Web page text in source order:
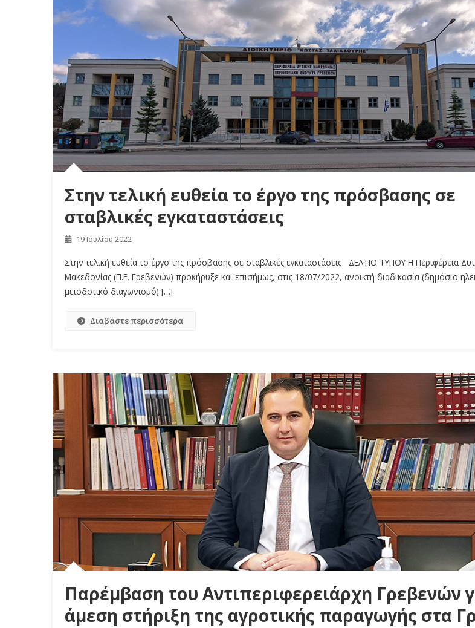
Στην τελική ευθεία το έργο της πρόσβασης σε
σταβλικές εγκαταστάσεις
19 Ιουλίου 2022
Στην τελική ευθεία το έργο της πρόσβασης σε σταβλικές εγκαταστάσεις ΔΕΛΤΙΟ ΤΥΠΟΥ Η Περιφέρεια
Μακεδονίας (Π.Ε. Γρεβενών) προκήρυξε και επισήμως, στις 18/07/2022, ανοικτή διαδικασία (δημόσιο
μειοδοτικό διαγωνισμό) […]
Διαβάστε περισσότερα
Παρέμβαση του Αντιπεριφερειάρχη Γρεβενών
άμεση στήριξη της αγροτικής παραγωγής στα